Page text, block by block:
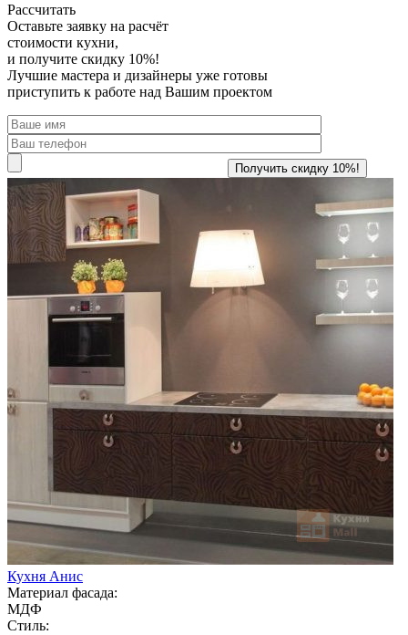
Рассчитать
Оставьте заявку на расчёт
стоимости кухни,
и получите скидку 10%!
Лучшие мастера и дизайнеры уже готовы
приступить к работе над Вашим проектом
Кухня Анис
Материал фасада:
МДФ
Стиль: